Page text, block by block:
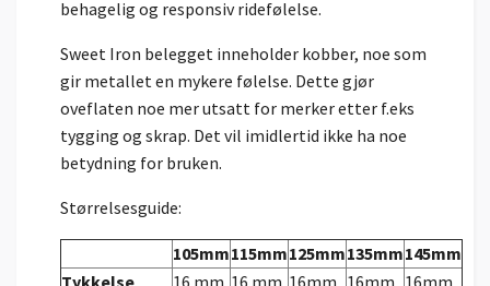
behagelig og responsiv ridefølelse.
Sweet Iron belegget inneholder kobber, noe som
gir metallet en mykere følelse. Dette gjør
oveflaten noe mer utsatt for merker etter f.eks
tygging og skrap. Det vil imidlertid ikke ha noe
betydning for bruken.
Størrelsesguide:
105mm115mm125mm135mm145mm
Tykkelse
16 mm 16 mm 16mm 16mm 16mm